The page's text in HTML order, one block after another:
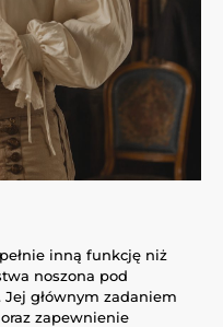
inną funkcję niż
noszona pod
głównym zadaniem
zapewnienie